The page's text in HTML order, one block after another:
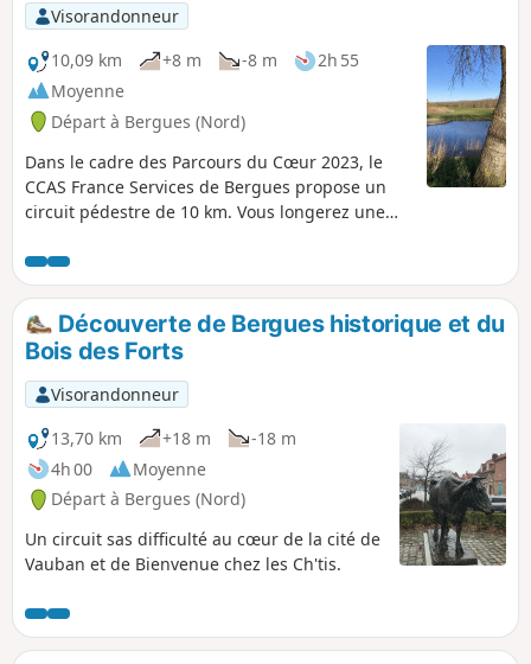
Visorandonneur
10,09 km
+8 m -8 m
2h 55
Moyenne
Départ à Bergues (Nord)
Dans le cadre des Parcours du Cœur 2023, le
CCAS France Services de Bergues propose un
circuit pédestre de 10 km. Vous longerez une
ensuite longer le Canal de Bergues ; puis en
traversant le Bois des Forts, vous reviendrez
jusqu'à votre point de départ au Foyer socio-
éducatif.Découverte de Bergues historique et du
Bois des Forts
Visorandonneur
13,70 km
+18 m
-18 m
4h 00
Moyenne
Départ à Bergues (Nord)
Un circuit sas difficulté au cœur de la cité de
Vauban et de Bienvenue chez les Ch'tis.